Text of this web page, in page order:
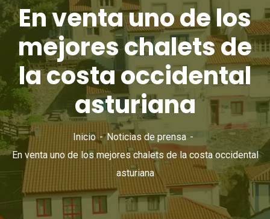
En venta uno de los
mejores chalets de
la costa occidental
asturiana
Inicio
Noticias de prensa
En venta uno de los mejores chalets de la costa occidental
asturiana